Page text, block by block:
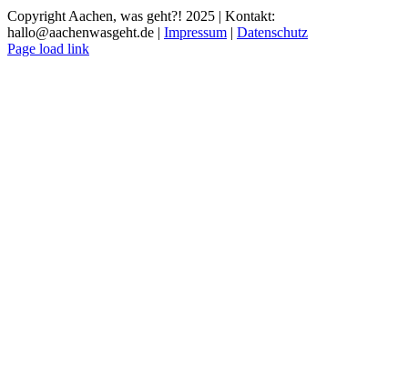
Copyright Aachen, was geht?! 2025 | Kontakt:
hallo@aachenwasgeht.de | Impressum | Datenschutz
Instagram
LinkedIn
Tiktok
YouTube
Page load link